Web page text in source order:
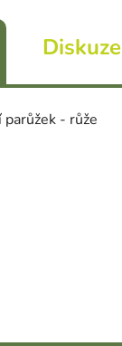
Diskuze
- růže